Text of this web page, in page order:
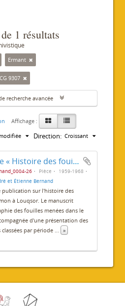
1 résultats
Ermant
9307
recherche avancée
Affichage :
Direction: Croissant
Manuscrit d'une « Histoire des fouilles du temple de Louxor »
26 Pièce
1959-1968
et Étienne Bernand
sur l'histoire des
à Louqsor. Le manuscrit
des fouilles menées dans le
d'une présentation des
par période ... »